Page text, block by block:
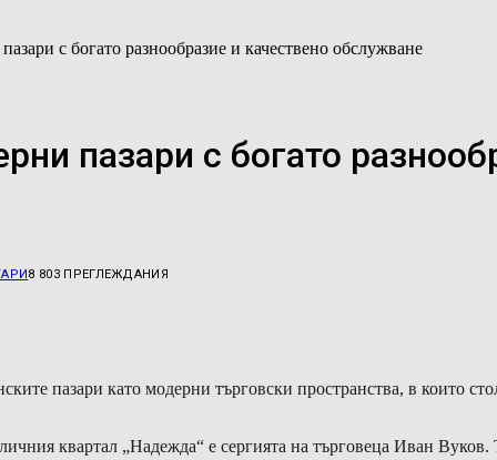
с богато разнообразие и качествено обслужване
пазари с богато
8 803 ПРЕГЛЕЖДАНИЯ
пазари като модерни търговски пространства, в които
квартал „Надежда“ е сергията на търговеца Иван